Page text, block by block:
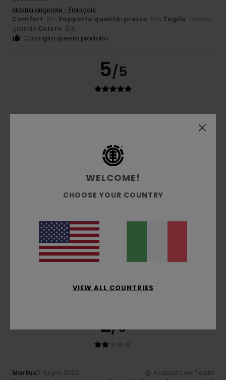
Mostra originale - Français
Comfort: 5/5 Rapporto qualità-prezzo: 5/5 Taglia: Troppo
grande Colore: 5/5
Consiglio questo prodotto
5/5
Guillaume6. luglio 2026
Acquisto verificato
Rapporto qualità-prezzo
Colore : 5 /5
Consiglio questo prodotto
2/5
5. luglio 2026
Nel testo della descrizione c'è scritto "ricamo", ma in realtà
si tratta solo di una stampa.
Rapporto qualità-prezzo: 2
Materiale: 2 Colore: 3
2/5
Markus5. luglio 2026
Acquisto verificato
WELCOME!
CHOOSE YOUR COUNTRY
VIEW ALL COUNTRIES